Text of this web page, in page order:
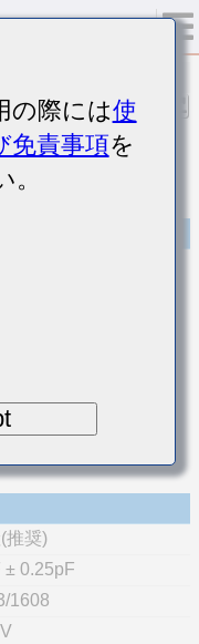
Qualified) 高周波/低損
推奨)
± 0.25pF
1608
の際には使
免責事項を